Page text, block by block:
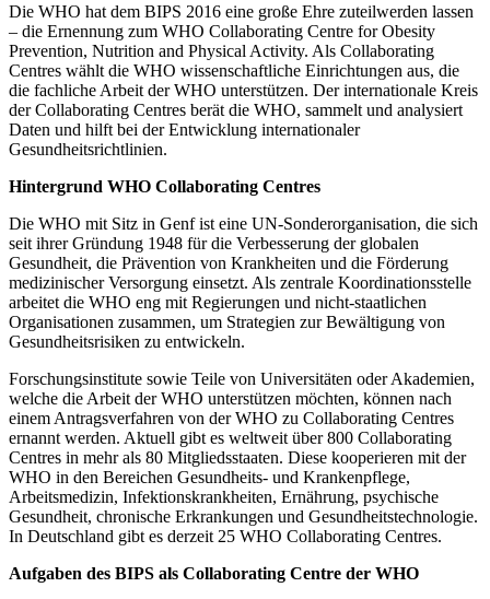
Die WHO hat dem BIPS 2016 eine große Ehre zuteilwerden lassen
– die Ernennung zum WHO Collaborating Centre for Obesity
Prevention, Nutrition and Physical Activity. Als Collaborating
Centres wählt die WHO wissenschaftliche Einrichtungen aus, die
die fachliche Arbeit der WHO unterstützen. Der internationale Kreis
der Collaborating Centres berät die WHO, sammelt und analysiert
Daten und hilft bei der Entwicklung internationaler
Gesundheitsrichtlinien.
Hintergrund WHO Collaborating Centres
Die WHO mit Sitz in Genf ist eine UN-Sonderorganisation, die sich
seit ihrer Gründung 1948 für die Verbesserung der globalen
Gesundheit, die Prävention von Krankheiten und die Förderung
medizinischer Versorgung einsetzt. Als zentrale Koordinationsstelle
arbeitet die WHO eng mit Regierungen und nicht-staatlichen
Organisationen zusammen, um Strategien zur Bewältigung von
Gesundheitsrisiken zu entwickeln.
Forschungsinstitute sowie Teile von Universitäten oder Akademien,
welche die Arbeit der WHO unterstützen möchten, können nach
einem Antragsverfahren von der WHO zu Collaborating Centres
ernannt werden. Aktuell gibt es weltweit über 800 Collaborating
Centres in mehr als 80 Mitgliedsstaaten. Diese kooperieren mit der
WHO in den Bereichen Gesundheits- und Krankenpflege,
Arbeitsmedizin, Infektionskrankheiten, Ernährung, psychische
Gesundheit, chronische Erkrankungen und Gesundheitstechnologie.
In Deutschland gibt es derzeit 25 WHO Collaborating Centres.
Aufgaben des BIPS als Collaborating Centre der WHO